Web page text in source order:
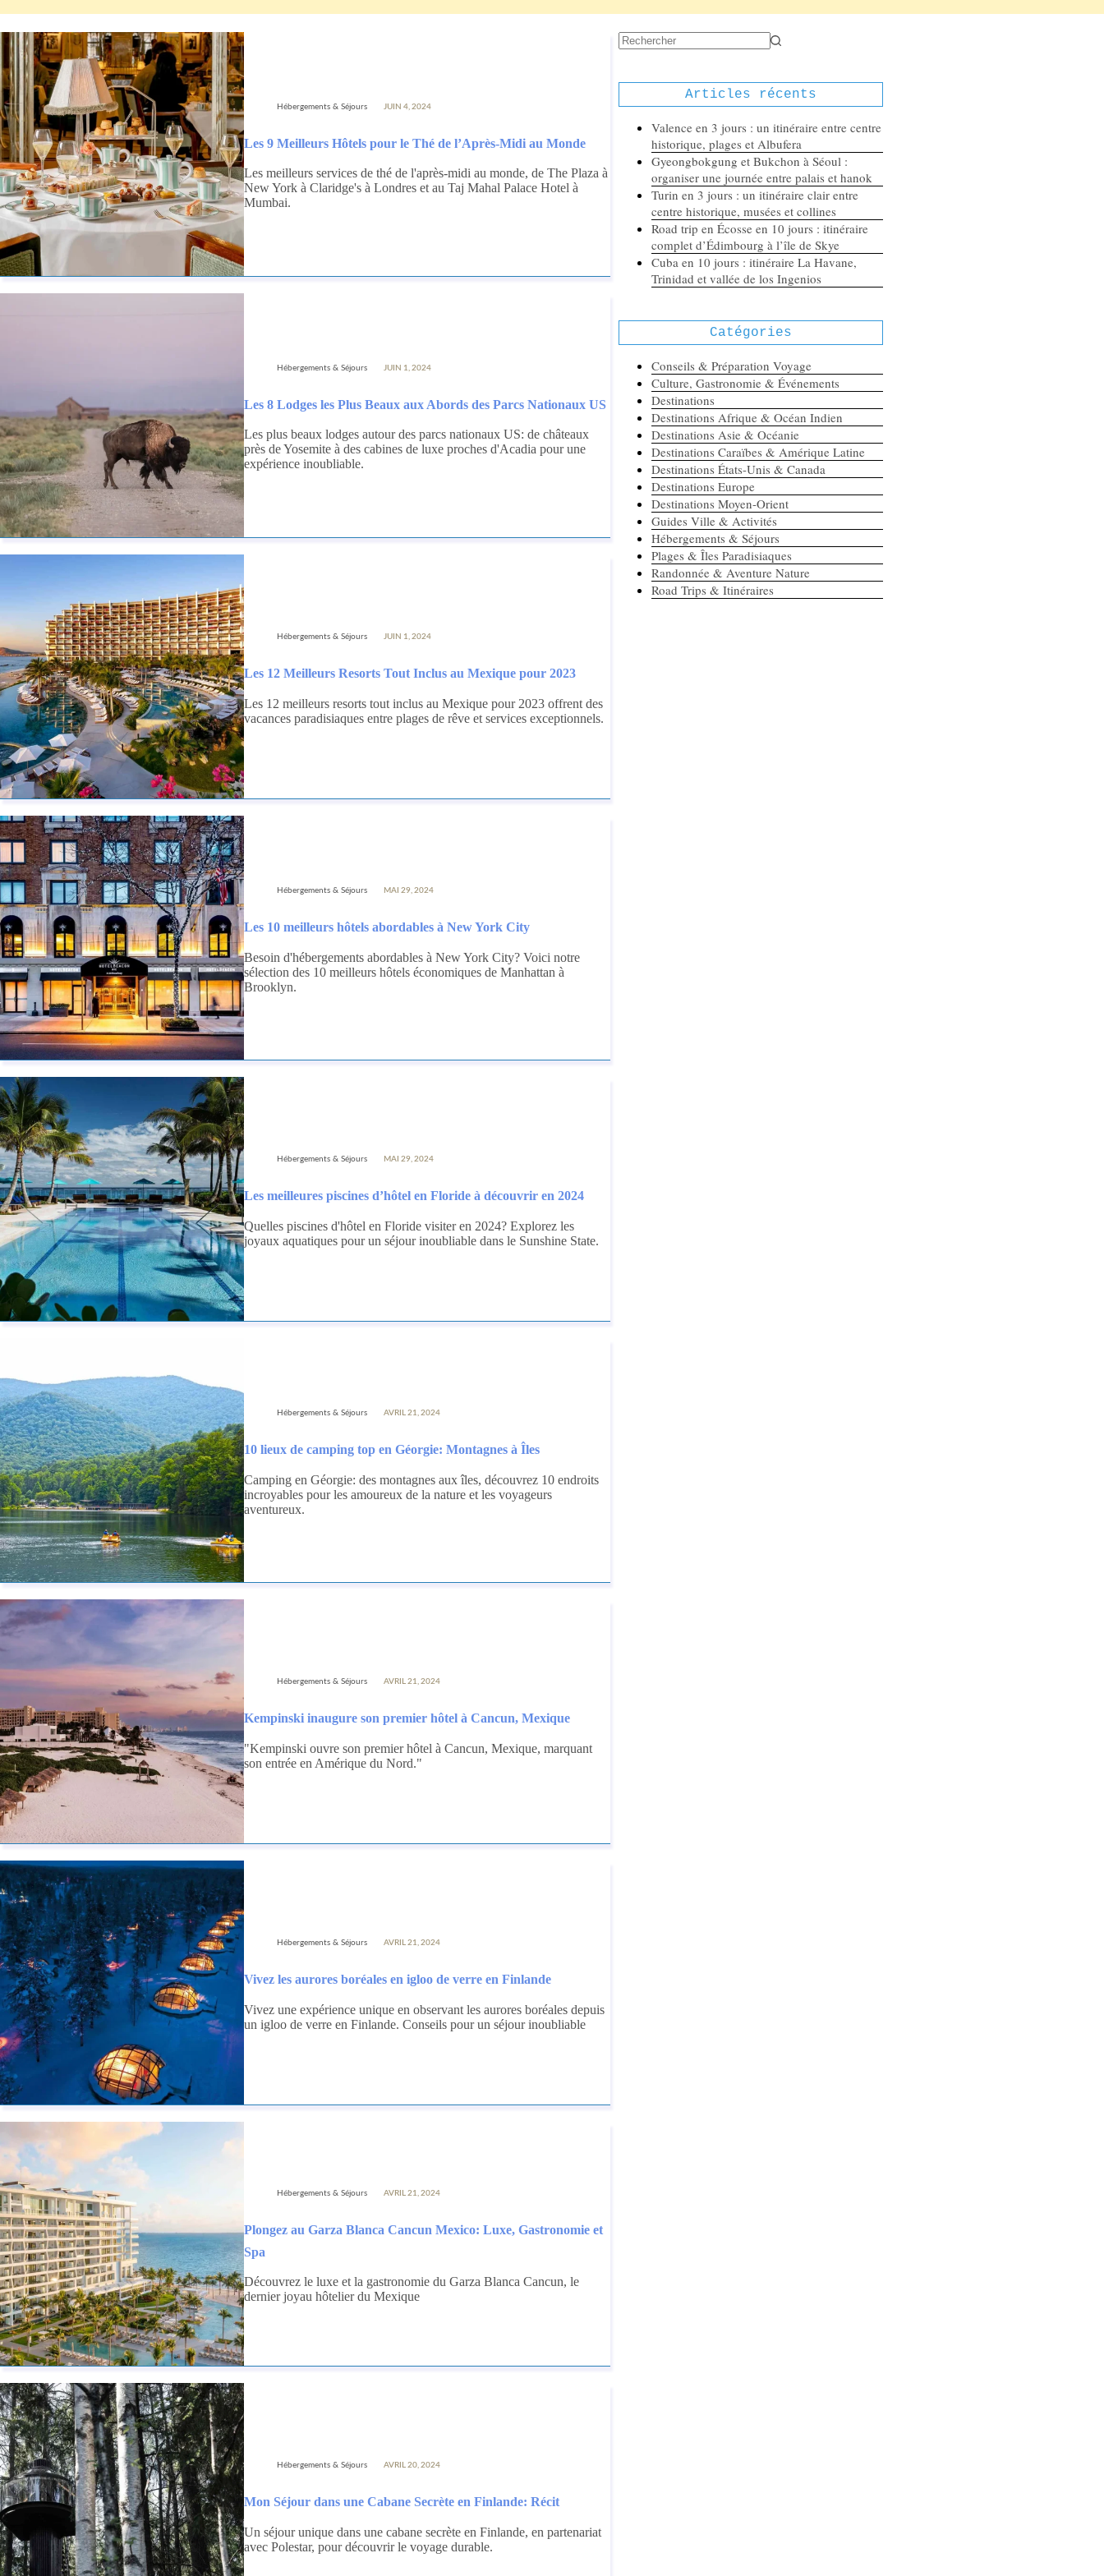
Hébergements & Séjours JUIN 4, 2024
Les 9 Meilleurs Hôtels pour le Thé de l’Après-Midi au Monde
Les meilleurs services de thé de l'après-midi au monde, de The Plaza à
New York à Claridge's à Londres et au Taj Mahal Palace Hotel à
Mumbai.
Hébergements & Séjours JUIN 1, 2024
Les 8 Lodges les Plus Beaux aux Abords des Parcs Nationaux US
Les plus beaux lodges autour des parcs nationaux US: de châteaux
près de Yosemite à des cabines de luxe proches d'Acadia pour une
expérience inoubliable.
Hébergements & Séjours JUIN 1, 2024
Les 12 Meilleurs Resorts Tout Inclus au Mexique pour 2023
Les 12 meilleurs resorts tout inclus au Mexique pour 2023 offrent des
vacances paradisiaques entre plages de rêve et services exceptionnels.
Hébergements & Séjours MAI 29, 2024
Les 10 meilleurs hôtels abordables à New York City
Besoin d'hébergements abordables à New York City? Voici notre
sélection des 10 meilleurs hôtels économiques de Manhattan à
Brooklyn.
Hébergements & Séjours MAI 29, 2024
Les meilleures piscines d’hôtel en Floride à découvrir en 2024
Quelles piscines d'hôtel en Floride visiter en 2024? Explorez les
joyaux aquatiques pour un séjour inoubliable dans le Sunshine State.
Hébergements & Séjours AVRIL 21, 2024
10 lieux de camping top en Géorgie: Montagnes à Îles
Camping en Géorgie: des montagnes aux îles, découvrez 10 endroits
incroyables pour les amoureux de la nature et les voyageurs
aventureux.
Hébergements & Séjours AVRIL 21, 2024
Kempinski inaugure son premier hôtel à Cancun, Mexique
"Kempinski ouvre son premier hôtel à Cancun, Mexique, marquant
son entrée en Amérique du Nord."
Hébergements & Séjours AVRIL 21, 2024
Vivez les aurores boréales en igloo de verre en Finlande
Vivez une expérience unique en observant les aurores boréales depuis
un igloo de verre en Finlande. Conseils pour un séjour inoubliable
Hébergements & Séjours AVRIL 21, 2024
Plongez au Garza Blanca Cancun Mexico: Luxe, Gastronomie et
Spa
Découvrez le luxe et la gastronomie du Garza Blanca Cancun, le
dernier joyau hôtelier du Mexique
Hébergements & Séjours AVRIL 20, 2024
Mon Séjour dans une Cabane Secrète en Finlande: Récit
Un séjour unique dans une cabane secrète en Finlande, en partenariat
avec Polestar, pour découvrir le voyage durable.
Articles récents
Valence en 3 jours : un itinéraire entre centre
historique, plages et Albufera
Gyeongbokgung et Bukchon à Séoul :
organiser une journée entre palais et hanok
Turin en 3 jours : un itinéraire clair entre
centre historique, musées et collines
Road trip en Écosse en 10 jours : itinéraire
complet d’Édimbourg à l’île de Skye
Cuba en 10 jours : itinéraire La Havane,
Trinidad et vallée de los Ingenios
Catégories
Conseils & Préparation Voyage
Culture, Gastronomie & Événements
Destinations
Destinations Afrique & Océan Indien
Destinations Asie & Océanie
Destinations Caraïbes & Amérique Latine
Destinations États-Unis & Canada
Destinations Europe
Destinations Moyen-Orient
Guides Ville & Activités
Hébergements & Séjours
Plages & Îles Paradisiaques
Randonnée & Aventure Nature
Road Trips & Itinéraires